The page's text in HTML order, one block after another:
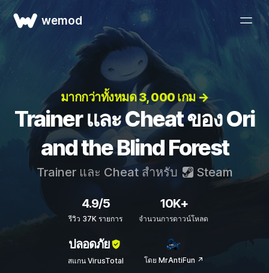
wemod
มากกว่าทั้งหมด 3, 000 เกม →
Trainer และ Cheat ของ Ori
and the Blind Forest
Trainer และ Cheat สำหรับ Steam
4.9/5
รีวิว 37K รายการ
10K+
จำนวนการดาวน์โหลด
ปลอดภัย
สแกน VirusTotal โดย MrAntiFun ↗